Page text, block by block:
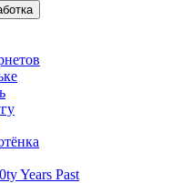
Years Past